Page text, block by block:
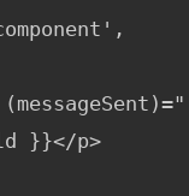
}}</p>